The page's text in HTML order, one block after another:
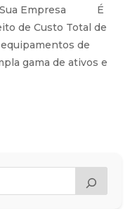
Sua Empresa É
de Custo Total de
de
gama de ativos e